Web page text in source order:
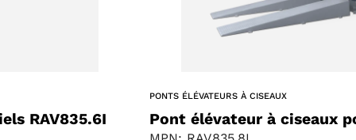
RAV835.6I
PONTS ÉLÉVATEURS À CISEAUX
Pont élévateur à ciseaux